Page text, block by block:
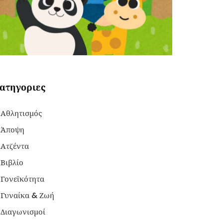
Αθλητισμός
Άποψη
Ατζέντα
Βιβλίο
Γονεϊκότητα
Γυναίκα & Ζωή
Διαγωνισμοί